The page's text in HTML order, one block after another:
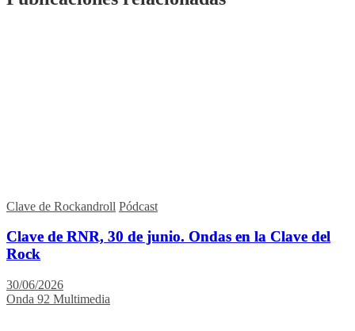
Clave de Rockandroll Pódcast
Clave de RNR, 30 de junio. Ondas en la Clave del
Rock
30/06/2026
Onda 92 Multimedia